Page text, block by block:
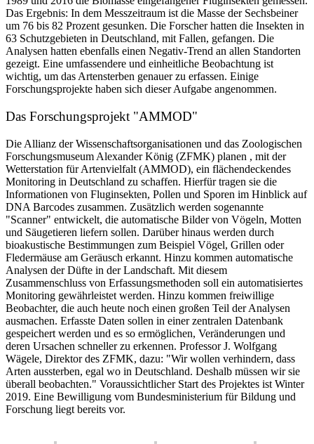
Das Ergebnis: In dem Messzeitraum ist die Masse der Sechsbeiner
um 76 bis 82 Prozent gesunken. Die Forscher hatten die Insekten in
63 Schutzgebieten in Deutschland, mit Fallen, gefangen. Die
Analysen hatten ebenfalls einen Negativ-Trend an allen Standorten
gezeigt. Eine umfassendere und einheitliche Beobachtung ist
wichtig, um das Artensterben genauer zu erfassen. Einige
Forschungsprojekte haben sich dieser Aufgabe angenommen.
Das Forschungsprojekt "AMMOD"
Die Allianz der Wissenschaftsorganisationen und das Zoologischen
Forschungsmuseum Alexander König (ZFMK) planen , mit der
Wetterstation für Artenvielfalt (AMMOD), ein flächendeckendes
Monitoring in Deutschland zu schaffen. Hierfür tragen sie die
Informationen von Fluginsekten, Pollen und Sporen im Hinblick auf
DNA Barcodes zusammen. Zusätzlich werden sogenannte
"Scanner" entwickelt, die automatische Bilder von Vögeln, Motten
und Säugetieren liefern sollen. Darüber hinaus werden durch
bioakustische Bestimmungen zum Beispiel Vögel, Grillen oder
Fledermäuse am Geräusch erkannt. Hinzu kommen automatische
Analysen der Düfte in der Landschaft. Mit diesem
Zusammenschluss von Erfassungsmethoden soll ein automatisiertes
Monitoring gewährleistet werden. Hinzu kommen freiwillige
Beobachter, die auch heute noch einen großen Teil der Analysen
ausmachen. Erfasste Daten sollen in einer zentralen Datenbank
gespeichert werden und es so ermöglichen, Veränderungen und
deren Ursachen schneller zu erkennen. Professor J. Wolfgang
Wägele, Direktor des ZFMK, dazu: "Wir wollen verhindern, dass
Arten aussterben, egal wo in Deutschland. Deshalb müssen wir sie
überall beobachten." Voraussichtlicher Start des Projektes ist Winter
2019. Eine Bewilligung vom Bundesministerium für Bildung und
Forschung liegt bereits vor.